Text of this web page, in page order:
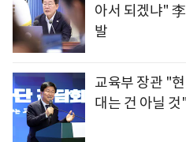
아서 되겠냐"
발
교육부 장관 "
대는 건 아닐 것"